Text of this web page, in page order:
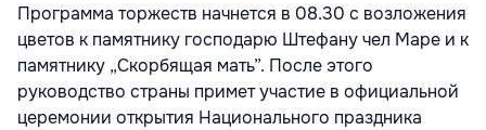
Программа торжеств начнется в 08.30 с возложения
цветов к памятнику господарю Штефану чел Маре и к
памятнику „Скорбящая мать”. После этого
руководство страны примет участие в официальной
церемонии открытия Национального праздника